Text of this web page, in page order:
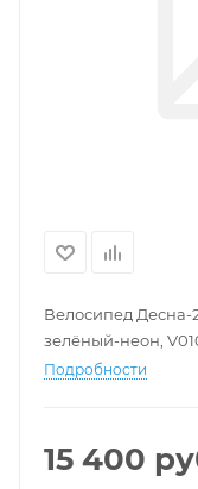
Велосипед Десна-
зелёный-неон,
Подробности
15 400